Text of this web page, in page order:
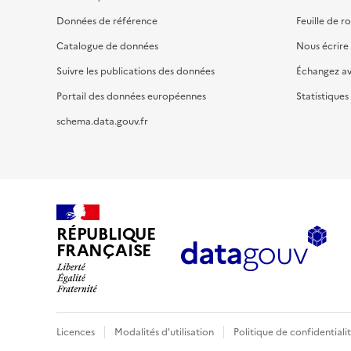
Données de référence
Catalogue de données
Suivre les publications des données
Portail des données européennes
schema.data.gouv.fr
Feuille de
Nous écrire
Échangez
Statistiques
RÉPUBLIQUE
FRANÇAISE
Licences Modalités d'utilisation Politique de